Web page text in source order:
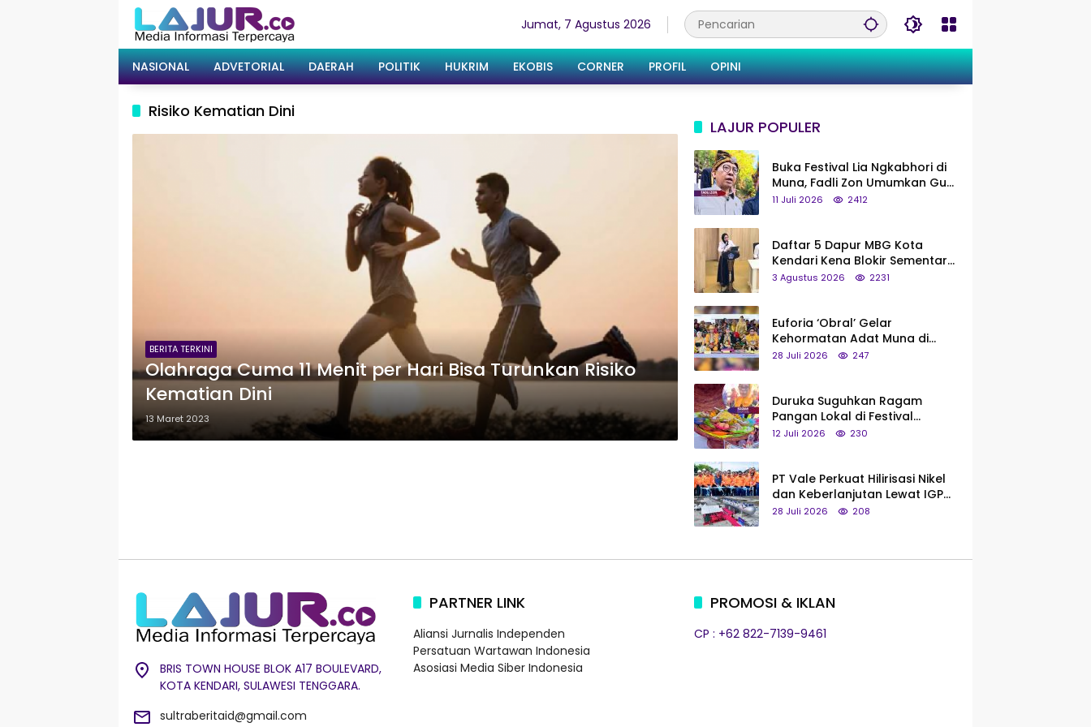
Jumat, 7 Agustus 2026
NASIONAL ADVETORIAL DAERAH POLITIK HUKRIM EKOBIS CORNER PROFIL OPINI
Risiko Kematian Dini
BERITA TERKINI
Olahraga Cuma 11 Menit per Hari Bisa Turunkan Risiko
Kematian Dini
13 Maret 2023
LAJUR POPULER
Buka Festival Lia Ngkabhori di
Muna, Fadli Zon Umumkan Gua
Metanduno Segera Naik Status
11 Juli 2026 2412
Daftar 5 Dapur MBG Kota
Kendari Kena Blokir Sementara
dari Pusat
3 Agustus 2026 2231
Euforia ‘Obral’ Gelar
Kehormatan Adat Muna di
Silaturahmi KKMM, Ridwan Bae:
28 Juli 2026 247
Duruka Suguhkan Ragam
Pangan Lokal di Festival
Liangkobhori, Dari Umbi Rebus
12 Juli 2026 230
PT Vale Perkuat Hilirisasi Nikel
dan Keberlanjutan Lewat IGP
Morowali
28 Juli 2026 208
BRIS TOWN HOUSE BLOK A17 BOULEVARD,
KOTA KENDARI, SULAWESI TENGGARA.
sultraberitaid@gmail.com
PARTNER LINK
Aliansi Jurnalis Independen
Persatuan Wartawan Indonesia
Asosiasi Media Siber Indonesia
PROMOSI & IKLAN
CP : +62 822-7139-9461